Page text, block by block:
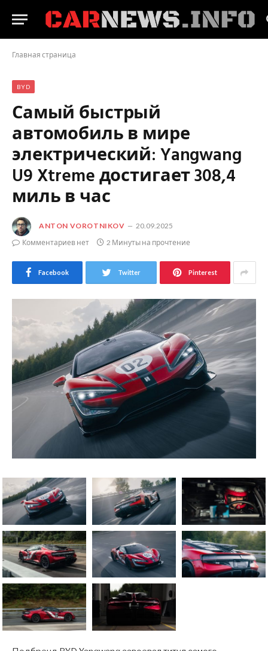
Главная страница
BYD
Самый быстрый
автомобиль в мире
электрический: Yangwang
U9 Xtreme достигает 308,4
миль в час
ANTON VOROTNIKOV
20.09.2025
Комментариев нет
2 Минуты на прочтение
Facebook Twitter Pinterest